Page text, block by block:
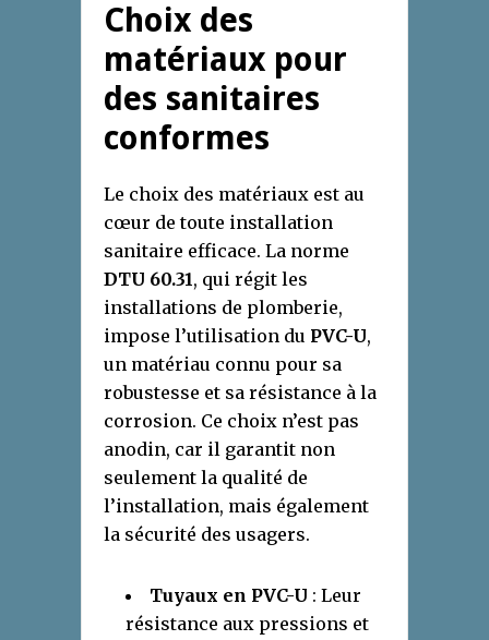
Choix des
matériaux pour
des sanitaires
conformes
Le choix des matériaux est au
cœur de toute installation
sanitaire efficace. La norme
DTU 60.31, qui régit les
installations de plomberie,
impose l’utilisation du PVC-U,
un matériau connu pour sa
robustesse et sa résistance à la
corrosion. Ce choix n’est pas
anodin, car il garantit non
seulement la qualité de
l’installation, mais également
la sécurité des usagers.
Tuyaux en PVC-U : Leur
résistance aux pressions et